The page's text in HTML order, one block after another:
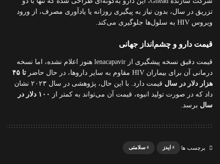
تزریق در سال، بدون نیاز به پیگیری روزانه یا یادآوری مصرف، از ورود
ویروس HIV به سلول‌ها جلوگیری می‌کند.
قیمت دارو و چشم‌انداز جهانی
قیمت دقیق نسخه پیشگیری از lenacapavir هنوز اعلام نشده، اما نسخه
درمانی آن برای بیماران HIV مقاوم به سایر داروها، در حال حاضر
تا ۴۵
هزار دلار در سال
قیمت دارد. با این حال، پژوهشی در سال ۲۰۲۳ نشان
داد که در صورت تولید انبوه، قیمت آن می‌تواند به کمتر از
۱۰۰ دلار در
سال برسد.
برچسب ها ایدز سلامتی